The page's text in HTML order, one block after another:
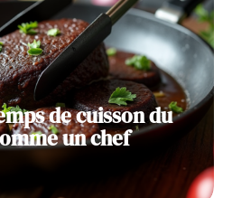
de cuisson du
un chef